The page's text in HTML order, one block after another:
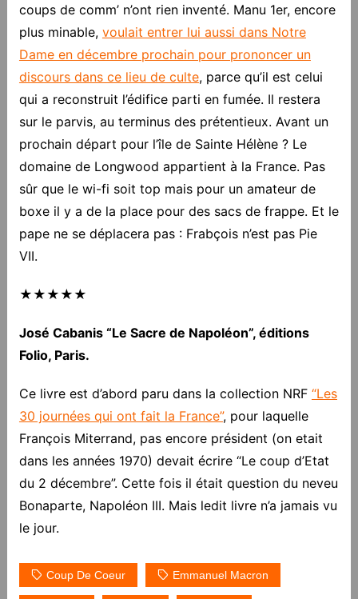
coups de comm’ n’ont rien inventé. Manu 1er, encore
plus minable, voulait entrer lui aussi dans Notre
Dame en décembre prochain pour prononcer un
discours dans ce lieu de culte, parce qu’il est celui
qui a reconstruit l’édifice parti en fumée. Il restera
sur le parvis, au terminus des prétentieux. Avant un
prochain départ pour l’île de Sainte Hélène ? Le
domaine de Longwood appartient à la France. Pas
sûr que le wi-fi soit top mais pour un amateur de
boxe il y a de la place pour des sacs de frappe. Et le
pape ne se déplacera pas : Frabçois n’est pas Pie
VII.
★★★★★
José Cabanis “Le Sacre de Napoléon”, éditions
Folio, Paris.
Ce livre est d’abord paru dans la collection NRF “Les
30 journées qui ont fait la France”, pour laquelle
François Miterrand, pas encore président (on etait
dans les années 1970) devait écrire “Le coup d’Etat
du 2 décembre”. Cette fois il était question du neveu
Bonaparte, Napoléon III. Mais ledit livre n’a jamais vu
le jour.
Coup De Coeur Emmanuel Macron